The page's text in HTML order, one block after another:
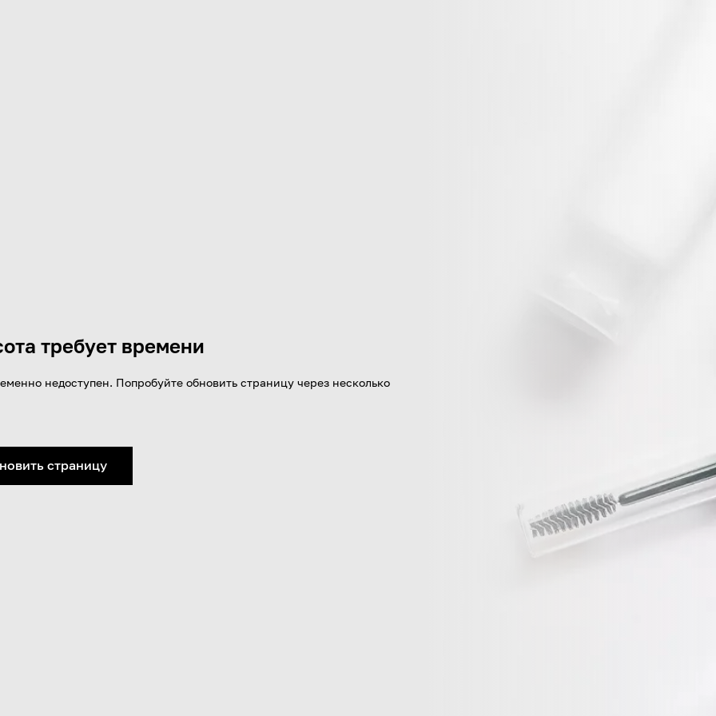
требует времени
недоступен. Попробуйте обновить страницу через несколько
страницу